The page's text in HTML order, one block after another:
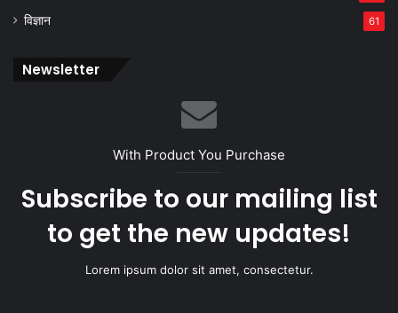
विज्ञान 61
Newsletter
With Product You Purchase
Subscribe to our mailing list
to get the new updates!
Lorem ipsum dolor sit amet, consectetur.